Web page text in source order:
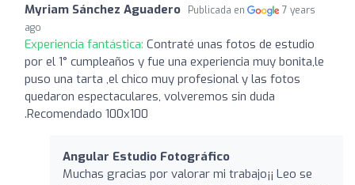
Myriam Sánchez Aguadero Publicada en
7 years
ago
Experiencia fantástica: Contraté unas fotos de estudio
por el 1° cumpleaños y fue una experiencia muy bonita,le
puso una tarta ,el chico muy profesional y las fotos
quedaron espectaculares, volveremos sin duda
.Recomendado 100x100
Angular Estudio Fotográfico
Muchas gracias por valorar mi trabajo¡¡ Leo se